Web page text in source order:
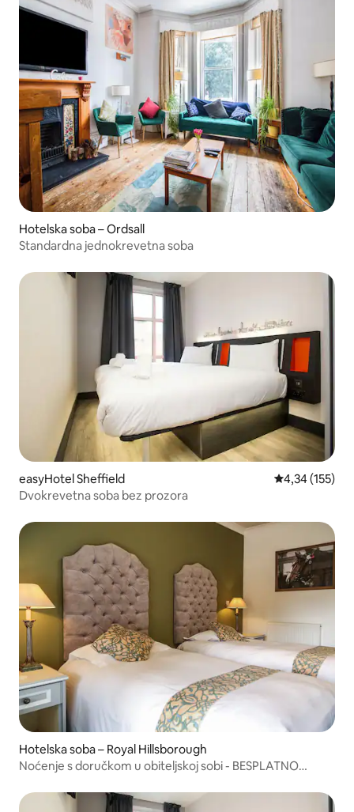
Hotelska soba – Ordsall
Standardna jednokrevetna soba
easyHotel Sheffield Prosječna
4,34 (155)
Dvokrevetna soba bez prozora
Hotelska soba – Royal Hillsborough
Noćenje s doručkom u obiteljskoj sobi - BESPLATNO